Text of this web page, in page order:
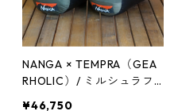
NANGA × TEMPRA（GEA
RHOLIC）/ ミルシュラフ_
¥46,750